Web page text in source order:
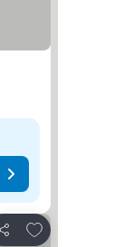
Paylaş
Favorilerime ekle